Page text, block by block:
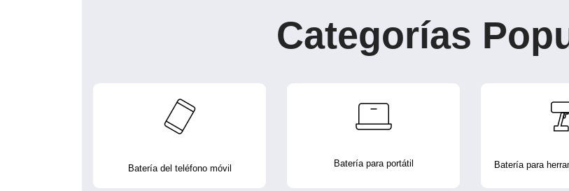
Categorías
Batería del teléfono móvil Batería para portátil Batería para